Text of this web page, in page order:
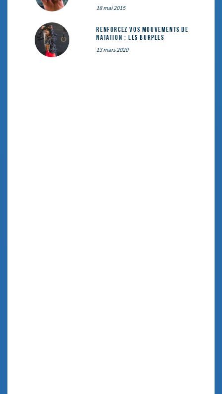
18 mai 2015
Renforcez vos mouvements de
natation : les Burpees
13 mars 2020